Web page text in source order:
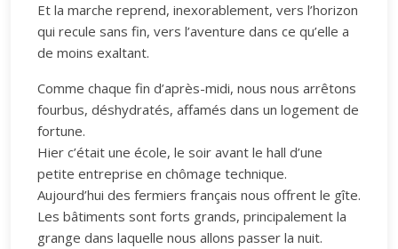
Et la marche reprend, inexorablement, vers l’horizon
qui recule sans fin, vers l’aventure dans ce qu’elle a
de moins exaltant.
Comme chaque fin d’après-midi, nous nous arrêtons
fourbus, déshydratés, affamés dans un logement de
fortune.
Hier c’était une école, le soir avant le hall d’une
petite entreprise en chômage technique.
Aujourd’hui des fermiers français nous offrent le gîte.
Les bâtiments sont forts grands, principalement la
grange dans laquelle nous allons passer la nuit.